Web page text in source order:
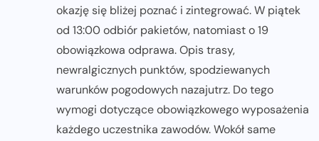
okazję się bliżej poznać i zintegrować. W piątek
od 13:00 odbiór pakietów, natomiast o 19
obowiązkowa odprawa. Opis trasy,
newralgicznych punktów, spodziewanych
warunków pogodowych nazajutrz. Do tego
wymogi dotyczące obowiązkowego wyposażenia
każdego uczestnika zawodów. Wokół same